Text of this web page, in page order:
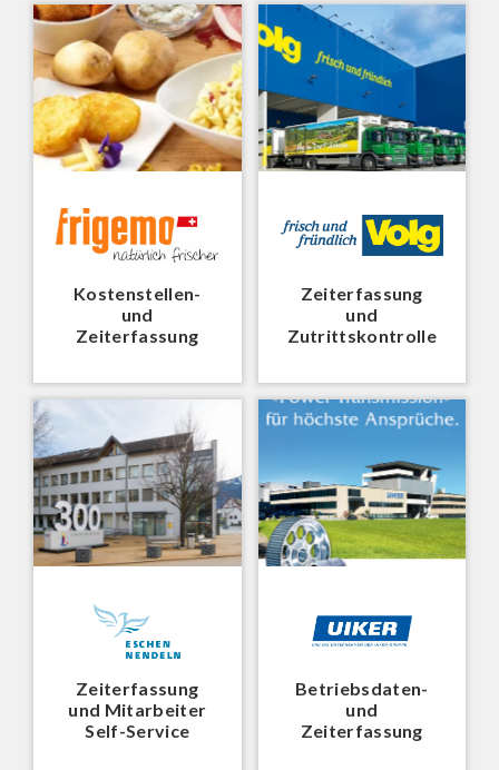
Kostenstellen-
und
Zeiterfassung
Zeiterfassung
und
Zutrittskontrolle
Zeiterfassung
und Mitarbeiter
Self-Service
Betriebsdaten-
und
Zeiterfassung